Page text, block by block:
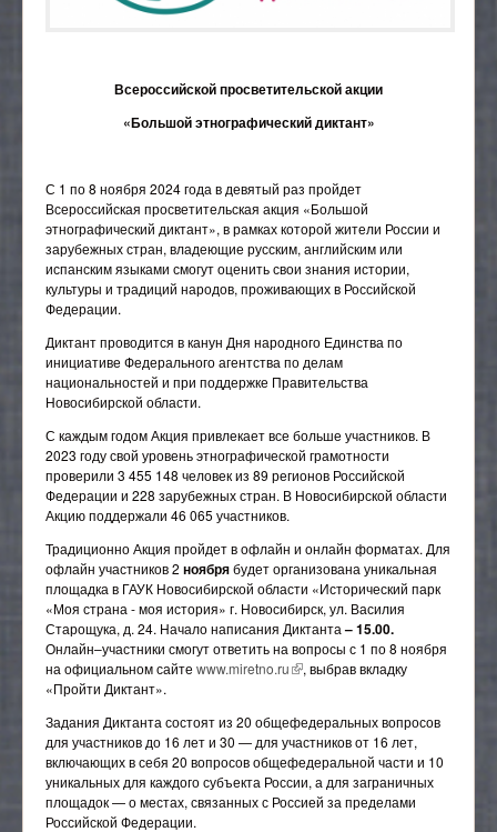
Педагогический (научно-педагогический) состав
Платные образовательные услуги
Образовательные стандарты и требования
Вакантные места для приема (перевода)
обучающихся
Доступная среда
Международное сотрудничество
Стипендии и иные виды материальной поддержки
обучающихся
Противодействие коррупции
Организация питания в образовательной
Ресурсный центр
Социально-психологическая помощь
Отраслевой методический совет
Трудоустройство
ПАМЯТКИ СТУДЕНТУ!
Целевое обучение
Общественные организации колледжа
Народный коллектив "ТРИУМФ"
Ветеранская организация
Совет Студентов
Студенческий профсоюз
Волонтёрский отряд
Студенческий спортивный клуб "Локомотив"
Самоорганизация
23.02.06 Техническая эксплуатация подвижного
43.01.06 Проводник на железнодорожном
транспорте
Специальная оценка условий труда (СОУТ)
Всероссийской просветительской акции
«Большой этнографический диктант»
С 1 по 8 ноября 2024 года в девятый раз пройдет
Всероссийская просветительская акция «Большой
этнографический диктант», в рамках которой жители России и
зарубежных стран, владеющие русским, английским или
испанским языками смогут оценить свои знания истории,
культуры и традиций народов, проживающих в Российской
Федерации.
Диктант проводится в канун Дня народного Единства по
инициативе Федерального агентства по делам
национальностей и при поддержке Правительства
Новосибирской области.
С каждым годом Акция привлекает все больше участников. В
2023 году свой уровень этнографической грамотности
проверили 3 455 148 человек из 89 регионов Российской
Федерации и 228 зарубежных стран. В Новосибирской области
Акцию поддержали 46 065 участников.
Традиционно Акция пройдет в офлайн и онлайн форматах. Для
офлайн участников 2 ноябрябудет организована уникальная
площадка в ГАУК Новосибирской области «Исторический парк
«Моя страна - моя история» г. Новосибирск, ул. Василия
Старощука, д. 24. Начало написания Диктанта– 15.00.
Онлайн–участники смогут ответить на вопросы с 1 по 8 ноября
на официальном сайте www.miretno.ru(внешняя ссылка)
, выбрав вкладку
«Пройти Диктант».
Задания Диктанта состоят из 20 общефедеральных вопросов
для участников до 16 лет и 30 — для участников от 16 лет,
включающих в себя 20 вопросов общефедеральной части и 10
уникальных для каждого субъекта России, а для заграничных
площадок — о местах, связанных с Россией за пределами
Российской Федерации.